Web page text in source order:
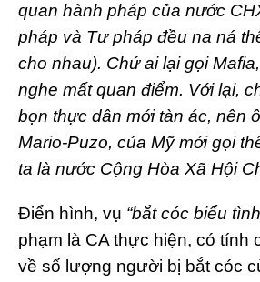
quan hành pháp của nước
pháp và Tư pháp đều na ná
cho nhau). Chứ ai lại gọi
nghe mất quan điểm. Với lại,
bọn thực dân mới tàn ác, nên
Mario-Puzo, của Mỹ mới gọi
ta là nước Cộng Hòa Xã Hội
Điển hình, vụ “bắt cóc biểu
phạm là CA thực hiện, có tính
về số lượng người bị bắt cóc